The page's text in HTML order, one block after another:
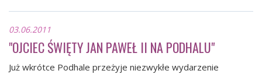
03.06.2011
"OJCIEC ŚWIĘTY JAN PAWEŁ II NA PODHALU"
Już wkrótce Podhale przeżyje niezwykłe wydarzenie